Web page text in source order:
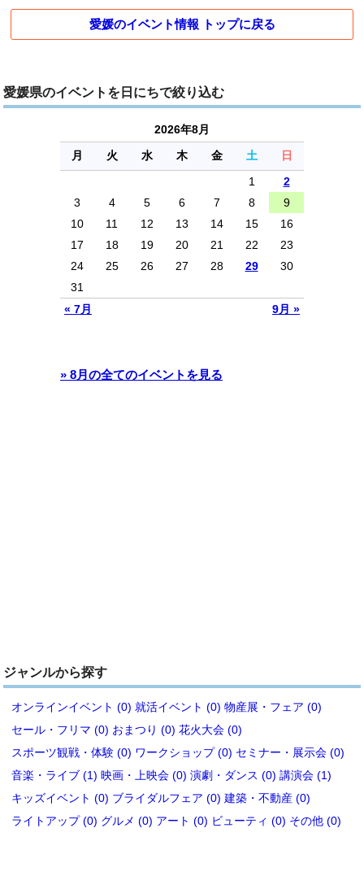
愛媛のイベント情報 トップに戻る
愛媛県のイベントを日にちで絞り込む
2026年8月
月
火 水 木 金 土 日
« 7月 9月 »
1
2
3
4 5 6 7 8
9
10
11 12 13 14 15
16
17
18 19 20 21 22
23
24
25 26 27 28 29
30
31
» 8月の全てのイベントを見る
ジャンルから探す
オンラインイベント (0) 就活イベント (0) 物産展・フェア (0)
セール・フリマ (0) おまつり (0) 花火大会 (0)
スポーツ観戦・体験 (0) ワークショップ (0) セミナー・展示会 (0)
音楽・ライブ (1) 映画・上映会 (0) 演劇・ダンス (0) 講演会 (1)
キッズイベント (0) ブライダルフェア (0) 建築・不動産 (0)
ライトアップ (0) グルメ (0) アート (0) ビューティ (0) その他 (0)